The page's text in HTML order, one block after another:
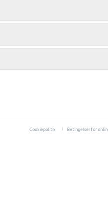
Cookiepolitik Betingelser for